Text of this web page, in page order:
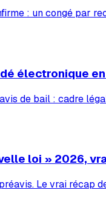
: un congé par
électronique
de bail : cadre
loi » 2026,
Le vrai récap